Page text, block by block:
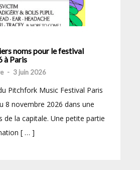
noms pour le festival
à Paris
- 3 juin 2026
Pitchfork Music Festival Paris
8 novembre 2026 dans une
de la capitale. Une petite partie
[ … ]